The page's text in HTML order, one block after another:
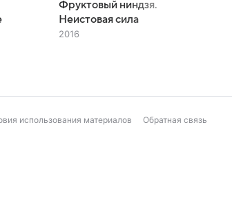
Фруктовый ниндзя.
Неистовая сила
2016
использования материалов Обратная связь